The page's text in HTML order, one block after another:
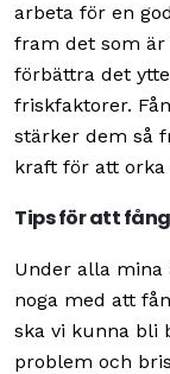
arbeta för en
fram det som är
förbättra det
friskfaktorer.
stärker dem så
kraft för att
Tips för att
Under alla mina
noga med att
ska vi kunna bli
problem och